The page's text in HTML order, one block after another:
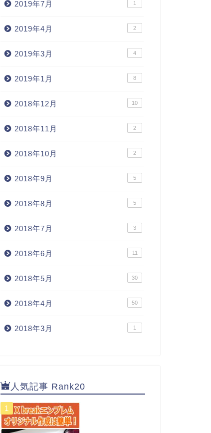
2019年7月 1
2019年4月 2
2019年3月 4
2019年1月 8
2018年12月 10
2018年11月 2
2018年10月 2
2018年9月 5
2018年8月 5
2018年7月 3
2018年6月 11
2018年5月 30
2018年4月 50
2018年3月 1
人気記事 Rank20